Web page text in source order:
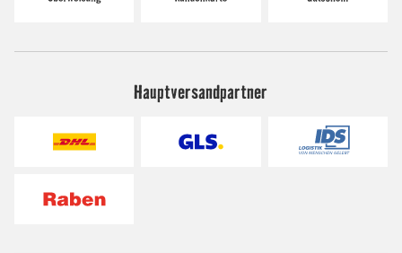
Hauptversandpartner